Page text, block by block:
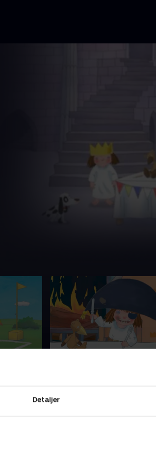
Detaljer
på hold
temmelig uartige. De vasker